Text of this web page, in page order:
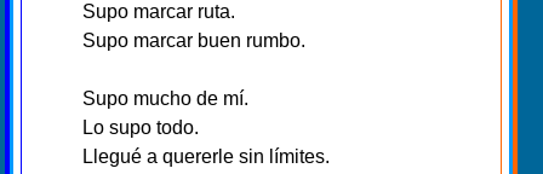
Supo marcar ruta.
Supo marcar buen rumbo.
Supo mucho de mí.
Lo supo todo.
Llegué a quererle sin límites.